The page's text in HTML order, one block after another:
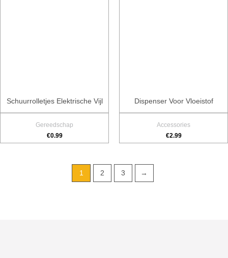
Schuurrolletjes Elektrische Vijl
Gereedschap
€0.99
Dispenser Voor Vloeistof
Accessories
€2.99
1 2 3 →